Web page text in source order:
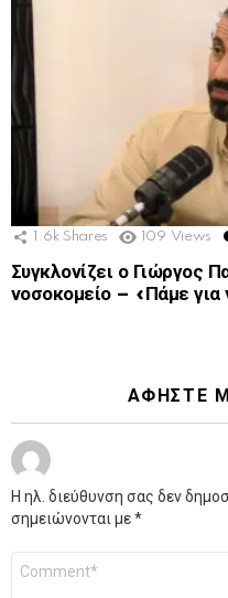
1.6k Shares 109 Views
Συγκλονίζει ο Γιώργος
νοσοκομείο – «Πάμε για
ΑΦΉΣΤΕ
Η ηλ. διεύθυνση σας δεν
σημειώνονται με*